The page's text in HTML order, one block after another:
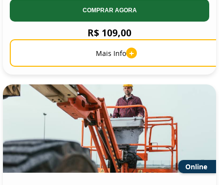
COMPRAR AGORA
R$ 109,00
Mais Info +
Online